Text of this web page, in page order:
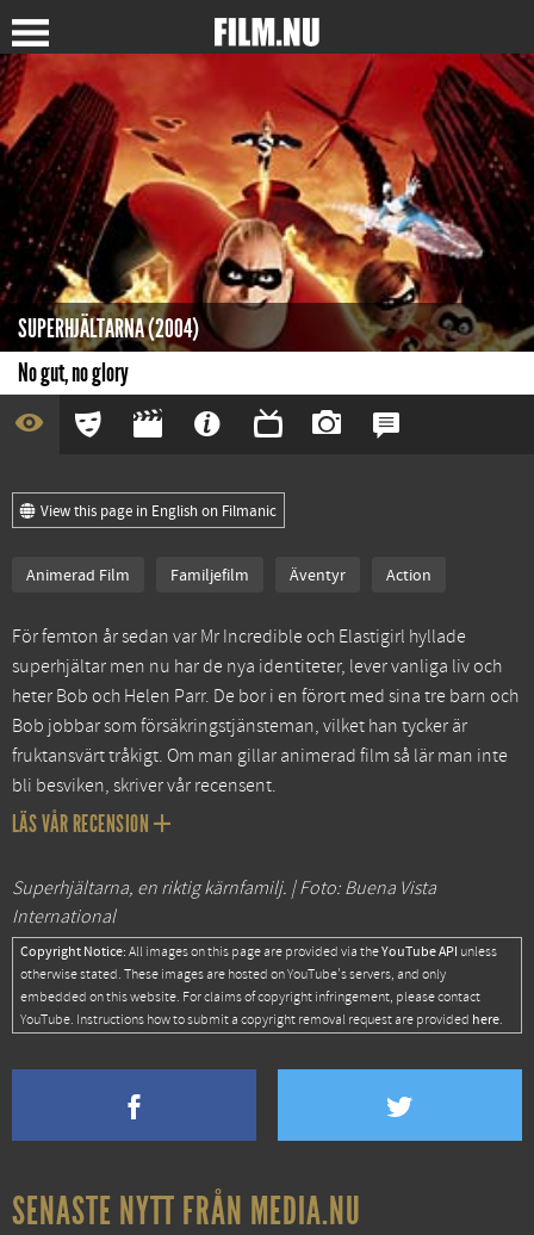
SUPERHJÄLTARNA (2004)
No gut, no glory
View this page in English on Filmanic
Animerad Film Familjefilm Äventyr Action
För femton år sedan var Mr Incredible och Elastigirl hyllade
superhjältar men nu har de nya identiteter, lever vanliga liv och
heter Bob och Helen Parr. De bor i en förort med sina tre barn och
Bob jobbar som försäkringstjänsteman, vilket han tycker är
fruktansvärt tråkigt. Om man gillar animerad film så lär man inte
bli besviken, skriver vår recensent.
LÄS VÅR RECENSION
Superhjältarna, en riktig kärnfamilj. | Foto: Buena Vista
International
Copyright Notice: All images on this page are provided via theYouTube API unless
otherwise stated. These images are hosted on YouTube's servers, and only
embedded on this website. For claims of copyright infringement, please contact
YouTube. Instructions how to submit a copyright removal request are provided here.
SENASTE NYTT FRÅN MEDIA.NU